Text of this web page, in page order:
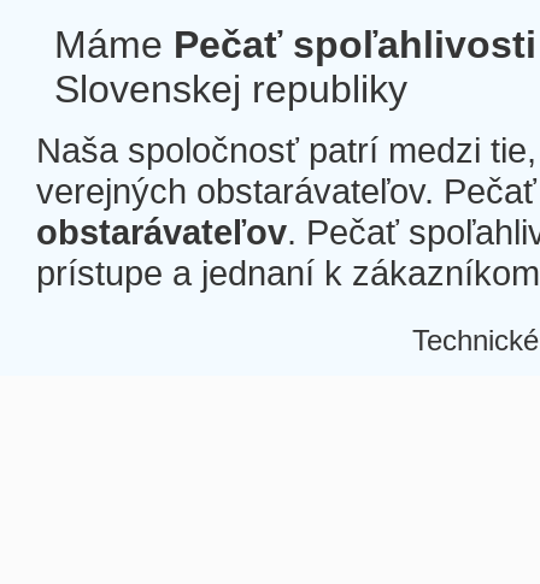
Máme Pečať spoľahlivosti
Slovenskej republiky
Naša spoločnosť patrí medzi
verejných obstarávateľov.
obstarávateľov. Pečať
prístupe a jednaní k